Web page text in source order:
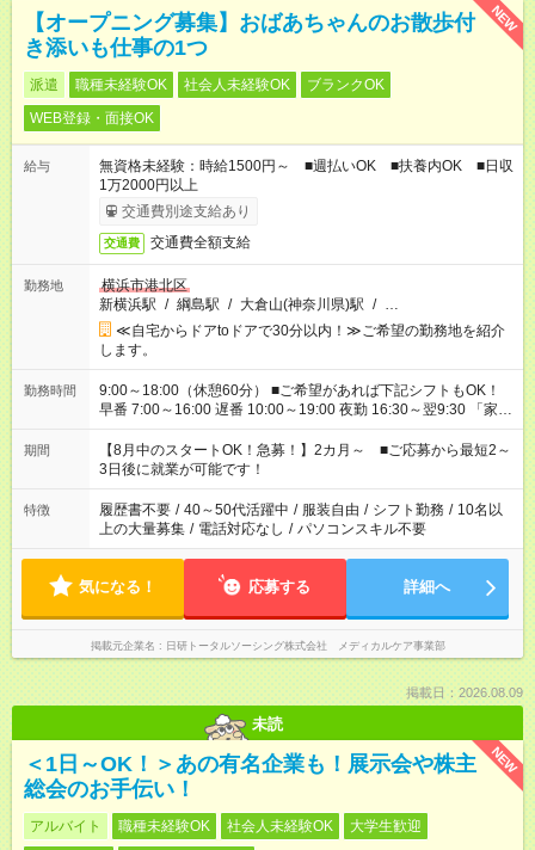
NEW
【オープニング募集】おばあちゃんのお散歩付
き添いも仕事の1つ
派遣 職種未経験OK 社会人未経験OK
ブランクOK
WEB登録・面接OK
給与
無資格未経験：時給1500円～ ■週払いOK ■扶養内OK ■日収
1万2000円以上
交通費別途支給あり
交通費 交通費全額支給
勤務地
横浜市港北区
新横浜駅 / 綱島駅 / 大倉山(神奈川県)駅 / …
≪自宅からドアtoドアで30分以内！≫ご希望の勤務地を紹介
します。
勤務時間
9:00～18:00（休憩60分） ■ご希望があれば下記シフトもOK！
早番 7:00～16:00 遅番 10:00～19:00 夜勤 16:30～翌9:30 「家族
と休みを合わせたい」 「余裕を持って夕飯の準備がしたい」
「できれば残業はしたくない」 など、ご希望を教えてください
ね。 ※Wワーク希望の方へ 今ご覧のお仕事で希望する勤務時間
と、もう1つのお仕事の勤務時間。 合計で週40時間を超える場
合は応募できません。
期間
【8月中のスタートOK！急募！】2カ月～ ■ご応募から最短2～
3日後に就業が可能です！
特徴 履歴書不要 / 40～50代活躍中 / 服装自由 / シフト勤務 / 10名以
上の大量募集 / 電話対応なし / パソコンスキル不要
気になる！ 応募する 詳細へ
掲載元企業名 日研トータルソーシング株式会社 メディカルケア事業部
掲載日：2026.08.09
未読
NEW
＜1日～OK！＞あの有名企業も！展示会や株主
総会のお手伝い！
アルバイト 職種未経験OK 社会人未経験OK
大学生歓迎